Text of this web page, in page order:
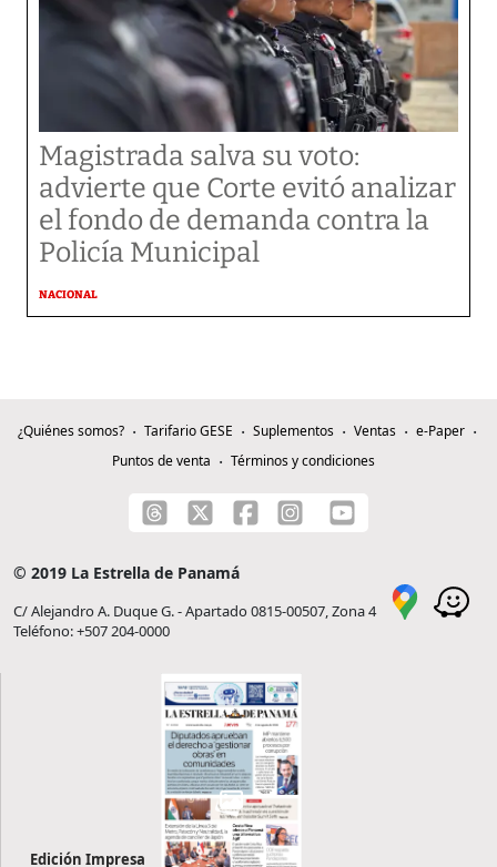
Magistrada salva su voto:
advierte que Corte evitó analizar
el fondo de demanda contra la
Policía Municipal
NACIONAL
¿Quiénes somos? Tarifario GESE Suplementos Ventas
e-Paper
Puntos de venta
Términos y condiciones
© 2019 La Estrella de Panamá
C/ Alejandro A. Duque G. - Apartado 0815-00507, Zona 4
Teléfono: +507 204-0000
Edición Impresa